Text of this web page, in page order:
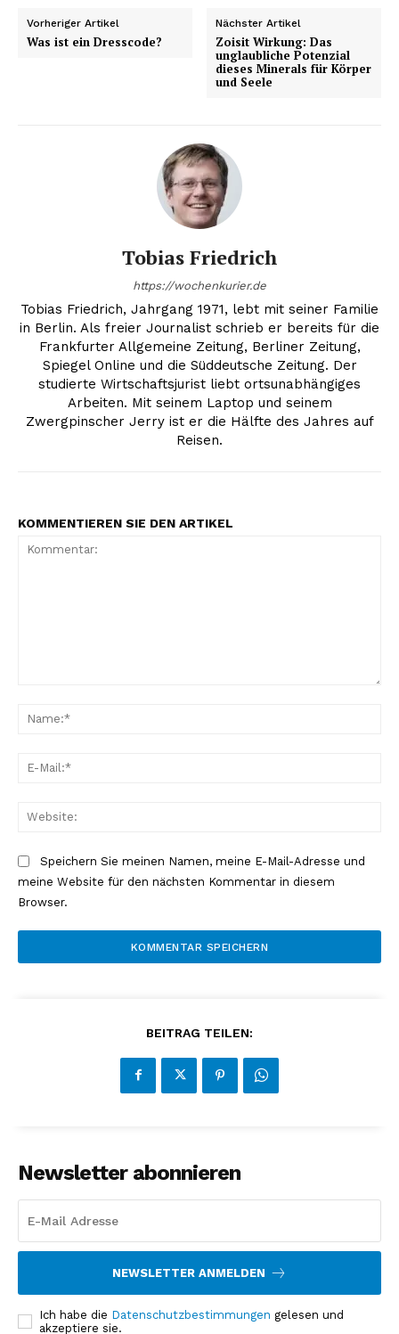
Vorheriger Artikel
Was ist ein Dresscode?
Nächster Artikel
Zoisit Wirkung: Das
unglaubliche Potenzial
dieses Minerals für Körper
und Seele
Tobias Friedrich
https://wochenkurier.de
Tobias Friedrich, Jahrgang 1971, lebt mit seiner Familie
in Berlin. Als freier Journalist schrieb er bereits für die
Frankfurter Allgemeine Zeitung, Berliner Zeitung,
Spiegel Online und die Süddeutsche Zeitung. Der
studierte Wirtschaftsjurist liebt ortsunabhängiges
Arbeiten. Mit seinem Laptop und seinem
Zwergpinscher Jerry ist er die Hälfte des Jahres auf
Reisen.
KOMMENTIEREN SIE DEN ARTIKEL
Speichern Sie meinen Namen, meine E-Mail-Adresse und
meine Website für den nächsten Kommentar in diesem
Browser.
BEITRAG TEILEN:
Newsletter abonnieren
NEWSLETTER ANMELDEN
Ich habe die Datenschutzbestimmungen gelesen und
akzeptiere sie.